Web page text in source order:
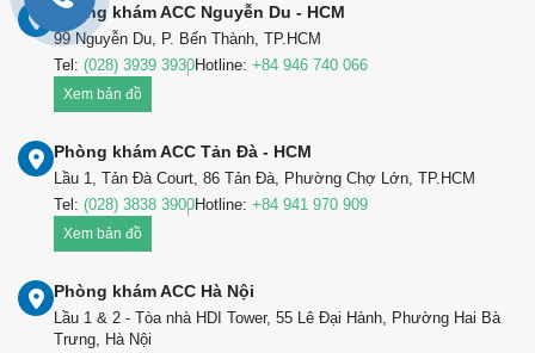
Phòng khám ACC Nguyễn Du - HCM
99 Nguyễn Du, P. Bến Thành, TP.HCM
Tel: (028) 3939 3930Hotline: +84 946 740 066
Xem bản đồ
Phòng khám ACC Tản Đà - HCM
Lầu 1, Tản Đà Court, 86 Tản Đà, Phường Chợ Lớn, TP.HCM
Tel: (028) 3838 3900Hotline: +84 941 970 909
Xem bản đồ
Phòng khám ACC Hà Nội
Lầu 1 & 2 - Tòa nhà HDI Tower, 55 Lê Đại Hành, Phường Hai Bà
Trưng, Hà Nội